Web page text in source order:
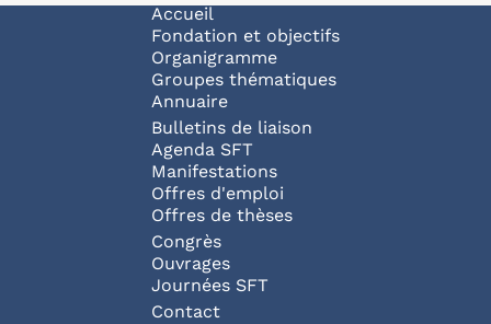
Navigation principale
Accueil
Fondation et objectifs
Organigramme
Groupes thématiques
Annuaire
Bulletins de liaison
Agenda SFT
Manifestations
Offres d'emploi
Offres de thèses
Congrès
Ouvrages
Journées SFT
Pied de page
Contact